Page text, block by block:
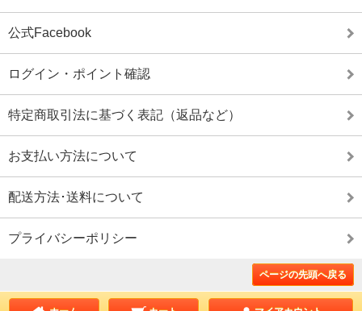
公式Facebook
ログイン・ポイント確認
特定商取引法に基づく表記（返品など）
お支払い方法について
配送方法･送料について
プライバシーポリシー
ページの先頭へ戻る